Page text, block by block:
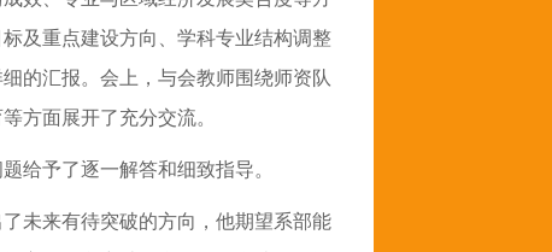
及重点建设方向、学科专业结构调整
的汇报。 会上，与会教师围绕师资队
方面展开了充分交流。
给予了逐一解答和细致指导。
未来有待突破的方向，他期望系部能